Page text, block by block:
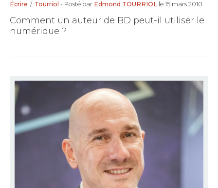
Écrire / Tourriol - Posté par Edmond TOURRIOL le 15 mars 2010
Comment un auteur de BD peut-il utiliser le
numérique ?